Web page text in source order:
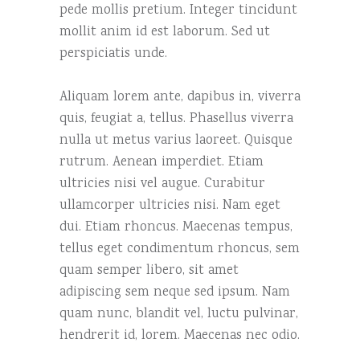
pede mollis pretium. Integer tincidunt
mollit anim id est laborum. Sed ut
perspiciatis unde.
Aliquam lorem ante, dapibus in, viverra
quis, feugiat a, tellus. Phasellus viverra
nulla ut metus varius laoreet. Quisque
rutrum. Aenean imperdiet. Etiam
ultricies nisi vel augue. Curabitur
ullamcorper ultricies nisi. Nam eget
dui. Etiam rhoncus. Maecenas tempus,
tellus eget condimentum rhoncus, sem
quam semper libero, sit amet
adipiscing sem neque sed ipsum. Nam
quam nunc, blandit vel, luctu pulvinar,
hendrerit id, lorem. Maecenas nec odio.